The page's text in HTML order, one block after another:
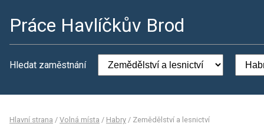
Práce Havlíčkův Brod
Hledat zaměstnání
Hlavní strana / Volná místa / Habry / Zemědělství a lesnictví